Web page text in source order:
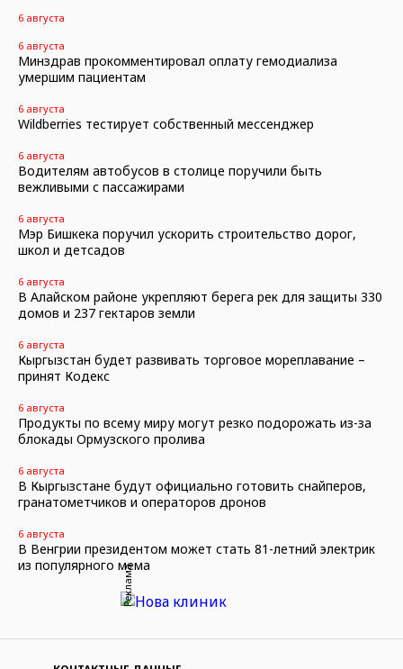
6 августа
6 августа
Минздрав прокомментировал оплату гемодиализа
умершим пациентам
6 августа
Wildberries тестирует собственный мессенджер
6 августа
Водителям автобусов в столице поручили быть
вежливыми с пассажирами
6 августа
Мэр Бишкека поручил ускорить строительство дорог,
школ и детсадов
6 августа
В Алайском районе укрепляют берега рек для защиты 330
домов и 237 гектаров земли
6 августа
Кыргызстан будет развивать торговое мореплавание –
принят Кодекс
6 августа
Продукты по всему миру могут резко подорожать из-за
блокады Ормузского пролива
6 августа
В Кыргызстане будут официально готовить снайперов,
гранатометчиков и операторов дронов
6 августа
В Венгрии президентом может стать 81-летний электрик
из популярного мема
Реклама